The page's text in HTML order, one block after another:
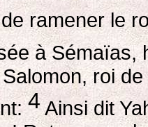
ramener le
à
roi
4Ainsi dit